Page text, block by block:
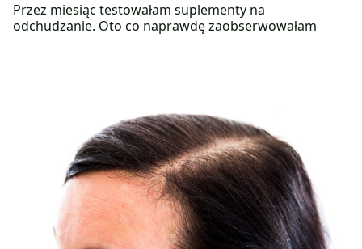
Przez miesiąc testowałam suplementy na
odchudzanie. Oto co naprawdę zaobserwowałam